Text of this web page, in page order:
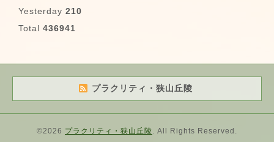
Yesterday 210
Total 436941
プラクリティ・狭山丘陵
©2026 プラクリティ・狭山丘陵 . All Rights Reserved.